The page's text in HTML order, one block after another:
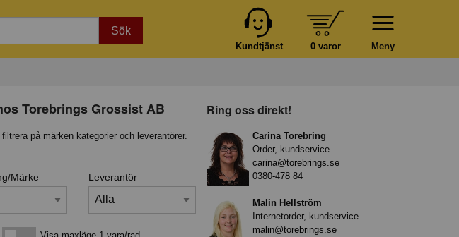
Sök
Meny
0 varor
Kundtjänst
Torebrings Grossist AB
på märken kategorier och leverantörer.
Märke Leverantör
Visa maxläge 1 vara/rad
Ring oss direkt!
Carina Torebring
Order, kundservice
carina@torebrings.se
0380-478 84
Malin Hellström
Internetorder, kundservice
malin@torebrings.se